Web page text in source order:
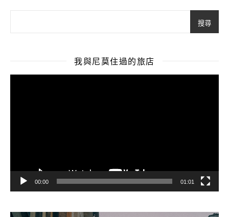
搜尋
我與尼莫住過的旅店
00:00 01:01